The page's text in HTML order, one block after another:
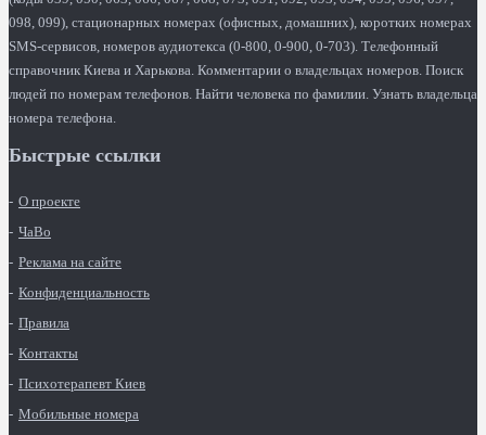
098, 099), стационарных номерах (офисных, домашних), коротких номерах
SMS-сервисов, номеров аудиотекса (0-800, 0-900, 0-703). Телефонный
справочник Киева и Харькова. Комментарии о владельцах номеров. Поиск
людей по номерам телефонов. Найти человека по фамилии. Узнать владельца
номера телефона.
Быстрые ссылки
О проекте
ЧаВо
Реклама на сайте
Конфиденциальность
Правила
Контакты
Психотерапевт Киев
Мобильные номера